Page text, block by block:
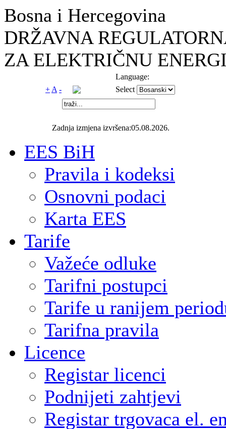
Bosna i Hercegovina
DRŽAVNA
ZA ELEKTRIČNU
Language:
+ A - Select
Zadnja izmjena izvršena:05.08.2026.
EES BiH
Pravila i kodeksi
Osnovni podaci
Karta EES
Tarife
Važeće odluke
Tarifni postupci
Tarife u ranijem
Tarifna pravila
Licence
Registar licenci
Podnijeti zahtjevi
Registar trgovaca el.